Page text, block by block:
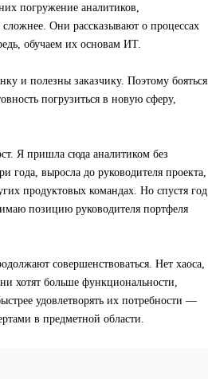
погружение аналитиков,
Они рассказывают о процессах
обучаем их основам ИТ.
и полезны заказчику. Поэтому бояться
погрузиться в новую сферу,
Я пришла сюда аналитиком без
года, выросла до руководителя проекта,
продуктовых командах. Но спустя год
позицию руководителя портфеля
совершенствоваться. Нет хаоса,
хотят больше функциональности,
удовлетворять их потребности —
в предметной области.